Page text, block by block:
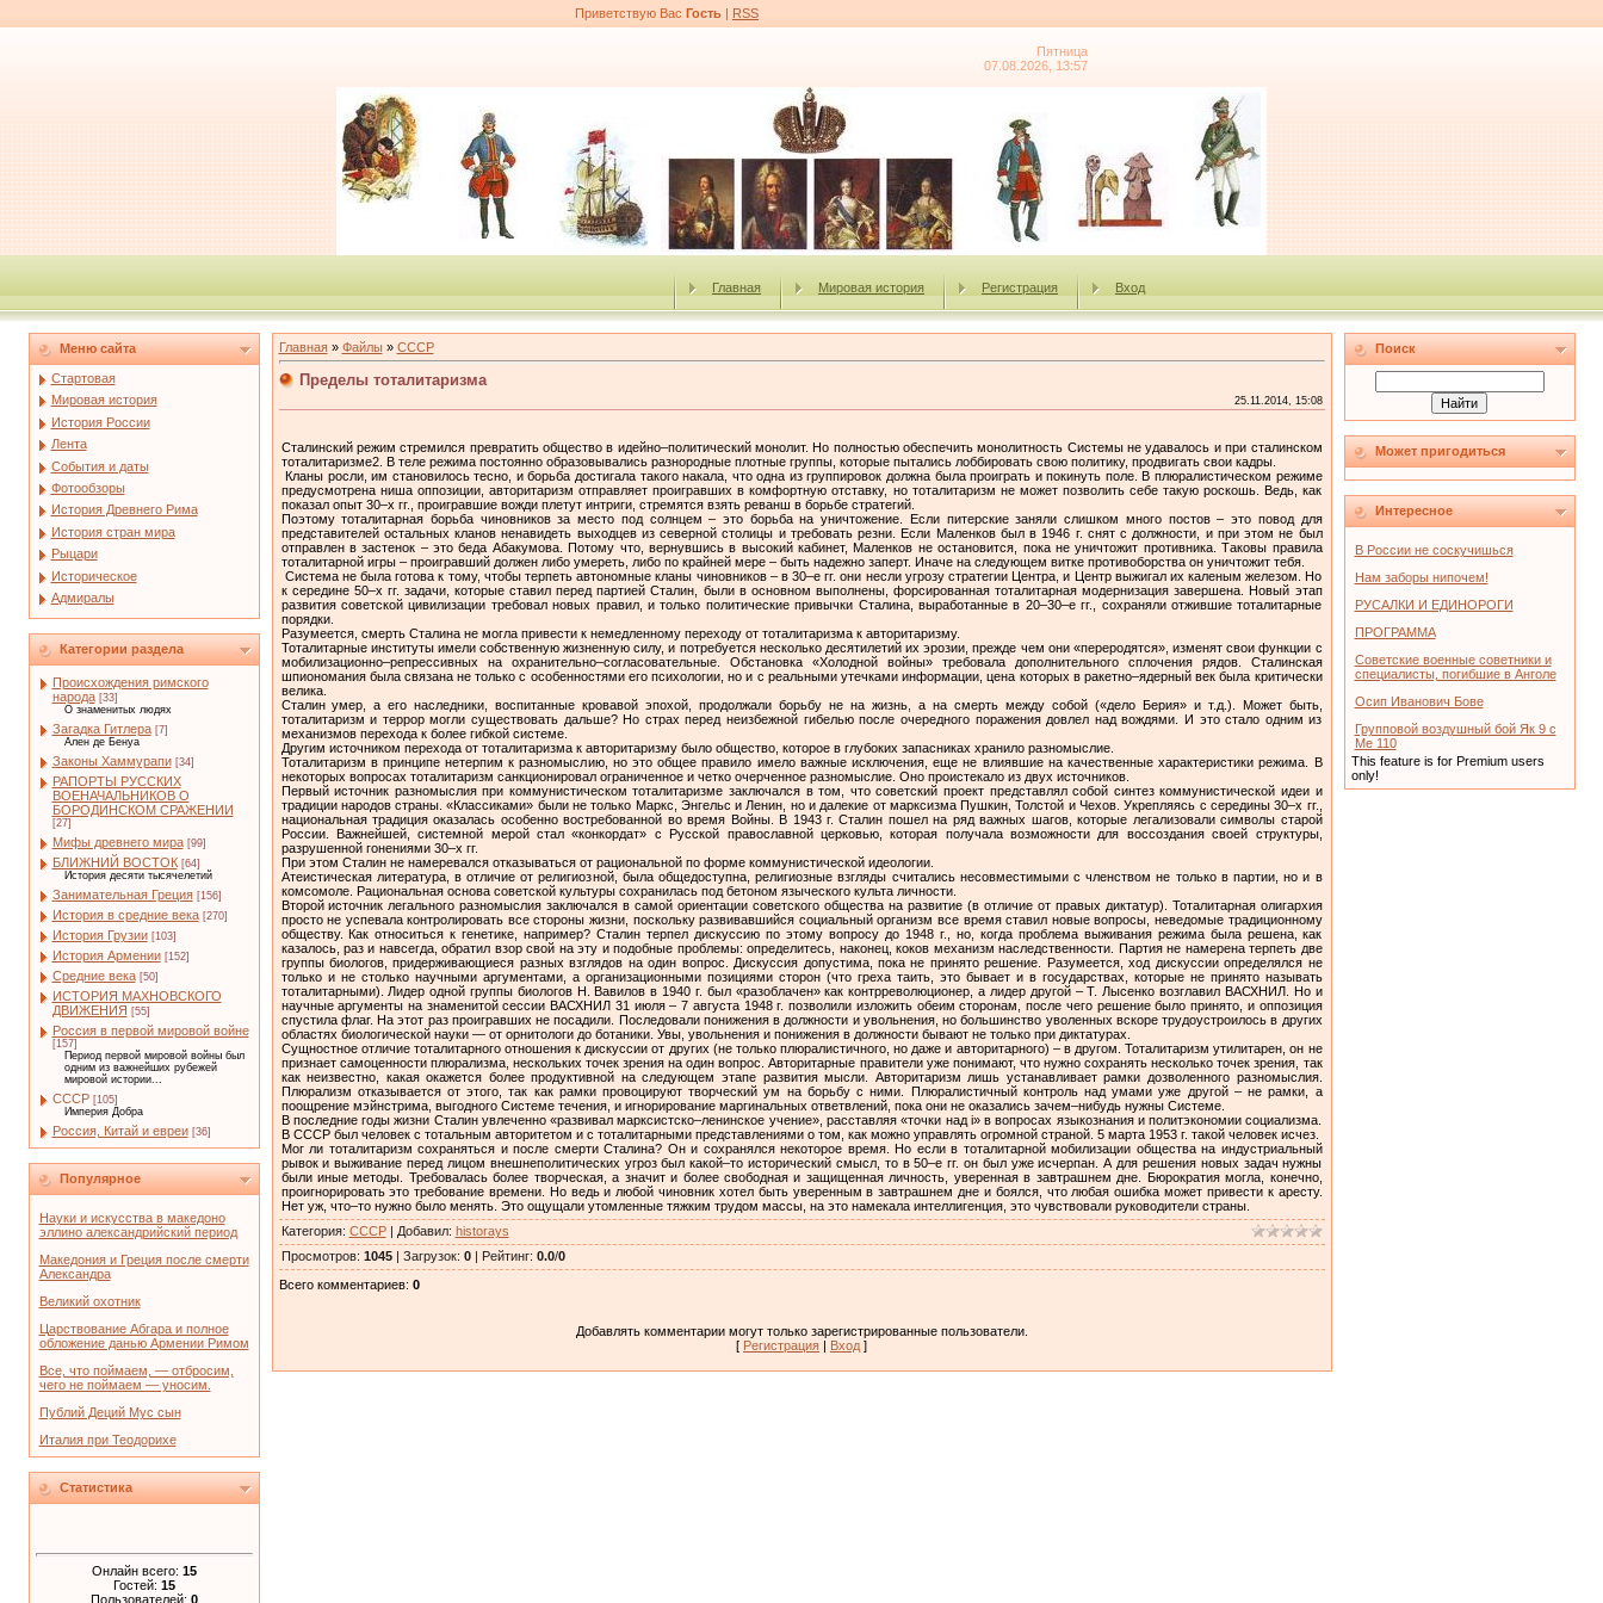
Приветствую Вас Гость | RSS
Пятница
07.08.2026, 13:57
Главная Мировая история Регистрация Вход
Меню сайта
Стартовая
Мировая история
История России
Лента
События и даты
Фотообзоры
История Древнего Рима
История стран мира
Рыцари
Историческое
Адмиралы
Категории раздела
Происхождения римского
народа [33]
О знаменитых людях
Загадка Гитлера [7]
Ален де Бенуа
Законы Хаммурапи [34]
РАПОРТЫ РУССКИХ
ВОЕНАЧАЛЬНИКОВ О
БОРОДИНСКОМ СРАЖЕНИИ
[27]
Мифы древнего мира [99]
БЛИЖНИЙ ВОСТОК [64]
История десяти тысячелетий
Занимательная Греция [156]
История в средние века [270]
История Грузии [103]
История Армении [152]
Средние века [50]
ИСТОРИЯ МАХНОВСКОГО
ДВИЖЕНИЯ [55]
Россия в первой мировой войне
[157]
Период первой мировой войны был
одним из важнейших рубежей
мировой истории...
СССР [105]
Империя Добра
Россия, Китай и евреи [36]
Популярное
Науки и искусства в македоно
эллино александрийский период
Македония и Греция после смерти
Александра
Великий охотник
Царствование Абгара и полное
обложение данью Армении Римом
Все, что поймаем, — отбросим,
чего не поймаем — уносим.
Публий Деций Мус сын
Италия при Теодорихе
Статистика
Онлайн всего: 15
Гостей: 15
Пользователей: 0
Главная» Файлы» СССР
Пределы тоталитаризма
25.11.2014, 15:08
Сталинский режим стремился превратить общество в идейно–политический монолит. Но полностью обеспечить монолитность Системы не удавалось и при сталинском
тоталитаризме2. В теле режима постоянно образовывались разнородные плотные группы, которые пытались лоббировать свою политику, продвигать свои кадры.
Кланы росли, им становилось тесно, и борьба достигала такого накала, что одна из группировок должна была проиграть и покинуть поле. В плюралистическом режиме
предусмотрена ниша оппозиции, авторитаризм отправляет проигравших в комфортную отставку, но тоталитаризм не может позволить себе такую роскошь. Ведь, как
показал опыт 30–х гг., проигравшие вожди плетут интриги, стремятся взять реванш в борьбе стратегий.
Поэтому тоталитарная борьба чиновников за место под солнцем – это борьба на уничтожение. Если питерские заняли слишком много постов – это повод для
представителей остальных кланов ненавидеть выходцев из северной столицы и требовать резни. Если Маленков был в 1946 г. снят с должности, и при этом не был
отправлен в застенок – это беда Абакумова. Потому что, вернувшись в высокий кабинет, Маленков не остановится, пока не уничтожит противника. Таковы правила
тоталитарной игры – проигравший должен либо умереть, либо по крайней мере – быть надежно заперт. Иначе на следующем витке противоборства он уничтожит тебя.
Система не была готова к тому, чтобы терпеть автономные кланы чиновников – в 30–е гг. они несли угрозу стратегии Центра, и Центр выжигал их каленым железом. Но
к середине 50–х гг. задачи, которые ставил перед партией Сталин, были в основном выполнены, форсированная тоталитарная модернизация завершена. Новый этап
развития советской цивилизации требовал новых правил, и только политические привычки Сталина, выработанные в 20–30–е гг., сохраняли отжившие тоталитарные
порядки.
Разумеется, смерть Сталина не могла привести к немедленному переходу от тоталитаризма к авторитаризму.
Тоталитарные институты имели собственную жизненную силу, и потребуется несколько десятилетий их эрозии, прежде чем они «переродятся», изменят свои функции с
мобилизационно–репрессивных на охранительно–согласовательные. Обстановка «Холодной войны» требовала дополнительного сплочения рядов. Сталинская
шпиономания была связана не только с особенностями его психологии, но и с реальными утечками информации, цена которых в ракетно–ядерный век была критически
велика.
Сталин умер, а его наследники, воспитанные кровавой эпохой, продолжали борьбу не на жизнь, а на смерть между собой («дело Берия» и т.д.). Может быть,
тоталитаризм и террор могли существовать дальше? Но страх перед неизбежной гибелью после очередного поражения довлел над вождями. И это стало одним из
механизмов перехода к более гибкой системе.
Другим источником перехода от тоталитаризма к авторитаризму было общество, которое в глубоких запасниках хранило разномыслие.
Тоталитаризм в принципе нетерпим к разномыслию, но это общее правило имело важные исключения, еще не влиявшие на качественные характеристики режима. В
некоторых вопросах тоталитаризм санкционировал ограниченное и четко очерченное разномыслие. Оно проистекало из двух источников.
Первый источник разномыслия при коммунистическом тоталитаризме заключался в том, что советский проект представлял собой синтез коммунистической идеи и
традиции народов страны. «Классиками» были не только Маркс, Энгельс и Ленин, но и далекие от марксизма Пушкин, Толстой и Чехов. Укрепляясь с середины 30–х гг.,
национальная традиция оказалась особенно востребованной во время Войны. В 1943 г. Сталин пошел на ряд важных шагов, которые легализовали символы старой
России. Важнейшей, системной мерой стал «конкордат» с Русской православной церковью, которая получала возможности для воссоздания своей структуры,
разрушенной гонениями 30–х гг.
При этом Сталин не намеревался отказываться от рациональной по форме коммунистической идеологии.
Атеистическая литература, в отличие от религиозной, была общедоступна, религиозные взгляды считались несовместимыми с членством не только в партии, но и в
комсомоле. Рациональная основа советской культуры сохранилась под бетоном языческого культа личности.
Второй источник легального разномыслия заключался в самой ориентации советского общества на развитие (в отличие от правых диктатур). Тоталитарная олигархия
просто не успевала контролировать все стороны жизни, поскольку развивавшийся социальный организм все время ставил новые вопросы, неведомые традиционному
обществу. Как относиться к генетике, например? Сталин терпел дискуссию по этому вопросу до 1948 г., но, когда проблема выживания режима была решена, как
казалось, раз и навсегда, обратил взор свой на эту и подобные проблемы: определитесь, наконец, коков механизм наследственности. Партия не намерена терпеть две
группы биологов, придерживающиеся разных взглядов на один вопрос. Дискуссия допустима, пока не принято решение. Разумеется, ход дискуссии определялся не
только и не столько научными аргументами, а организационными позициями сторон (что греха таить, это бывает и в государствах, которые не принято называть
тоталитарными). Лидер одной группы биологов Н. Вавилов в 1940 г. был «разоблачен» как контрреволюционер, а лидер другой – Т. Лысенко возглавил ВАСХНИЛ. Но и
научные аргументы на знаменитой сессии ВАСХНИЛ 31 июля – 7 августа 1948 г. позволили изложить обеим сторонам, после чего решение было принято, и оппозиция
спустила флаг. На этот раз проигравших не посадили. Последовали понижения в должности и увольнения, но большинство уволенных вскоре трудоустроилось в других
областях биологической науки — от орнитологи до ботаники. Увы, увольнения и понижения в должности бывают не только при диктатурах.
Сущностное отличие тоталитарного отношения к дискуссии от других (не только плюралистичного, но даже и авторитарного) – в другом. Тоталитаризм утилитарен, он не
признает самоценности плюрализма, нескольких точек зрения на один вопрос. Авторитарные правители уже понимают, что нужно сохранять несколько точек зрения, так
как неизвестно, какая окажется более продуктивной на следующем этапе развития мысли. Авторитаризм лишь устанавливает рамки дозволенного разномыслия.
Плюрализм отказывается от этого, так как рамки провоцируют творческий ум на борьбу с ними. Плюралистичный контроль над умами уже другой – не рамки, а
поощрение мэйнстрима, выгодного Системе течения, и игнорирование маргинальных ответвлений, пока они не оказались зачем–нибудь нужны Системе.
В последние годы жизни Сталин увлеченно «развивал марксистско–ленинское учение», расставляя «точки над i» в вопросах языкознания и политэкономии социализма.
В СССР был человек с тотальным авторитетом и с тоталитарными представлениями о том, как можно управлять огромной страной. 5 марта 1953 г. такой человек исчез.
Мог ли тоталитаризм сохраняться и после смерти Сталина? Он и сохранялся некоторое время. Но если в тоталитарной мобилизации общества на индустриальный
рывок и выживание перед лицом внешнеполитических угроз был какой–то исторический смысл, то в 50–е гг. он был уже исчерпан. А для решения новых задач нужны
были иные методы. Требовалась более творческая, а значит и более свободная и защищенная личность, уверенная в завтрашнем дне. Бюрократия могла, конечно,
проигнорировать это требование времени. Но ведь и любой чиновник хотел быть уверенным в завтрашнем дне и боялся, что любая ошибка может привести к аресту.
Нет уж, что–то нужно было менять. Это ощущали утомленные тяжким трудом массы, на это намекала интеллигенция, это чувствовали руководители страны.
Категория: СССР| Добавил: historays
Просмотров: 1045| Загрузок: 0| Рейтинг: 0.0/0
Всего комментариев: 0
Добавлять комментарии могут только зарегистрированные пользователи.
[ Регистрация | Вход ]
Поиск
Может пригодиться
Интересное
В России не соскучишься
Нам заборы нипочем!
РУСАЛКИ И ЕДИНОРОГИ
ПРОГРАММА
Советские военные советники и
специалисты, погибшие в Анголе
Осип Иванович Бове
Групповой воздушный бой Як 9 с
Ме 110
This feature is for Premium users
only!